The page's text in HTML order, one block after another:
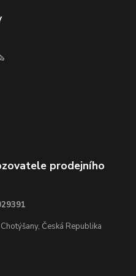
prodejního
Česká Republika